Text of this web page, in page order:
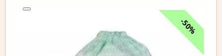
50%